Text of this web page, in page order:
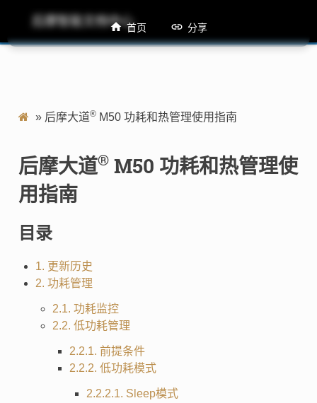
后摩智能文档中心M50 功耗和热管理使用指南
» 后摩大道®M50 功耗和热管理使用指南
后摩大道®M50 功耗和热管理使
用指南
目录
1. 更新历史
2. 功耗管理
2.1. 功耗监控
2.2. 低功耗管理
2.2.1. 前提条件
2.2.2. 低功耗模式
2.2.2.1. Sleep模式
首页 分享